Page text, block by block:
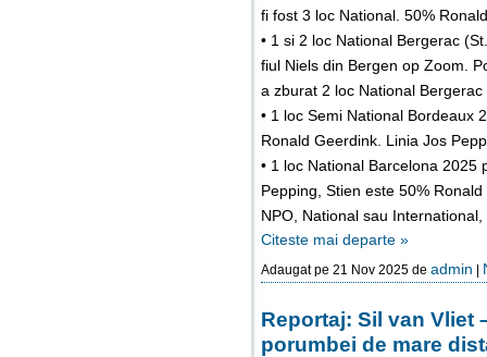
fi fost 3 loc National. 50%
• 1 si 2 loc National Bergerac
fiul Niels din Bergen op Zoom.
a zburat 2 loc National
• 1 loc Semi National Bordeaux
Ronald Geerdink. Linia Jos
• 1 loc National Barcelona
Pepping, Stien este 50%
NPO, National sau
Citeste mai departe »
Adaugat pe 21 Nov 2025 de admin |
Reportaj: Sil van Vliet
porumbei de mare